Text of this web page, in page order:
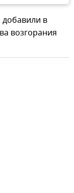
в
возгорания